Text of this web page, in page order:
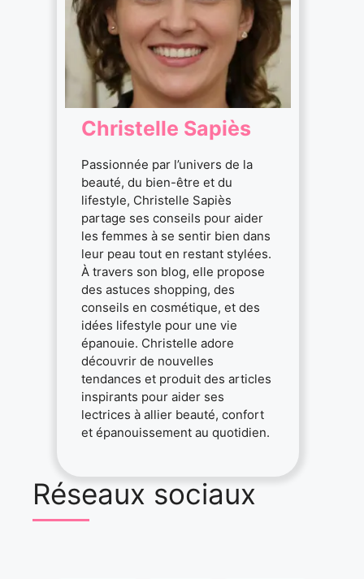
Christelle Sapiès
Passionnée par l’univers de la
beauté, du bien-être et du
lifestyle, Christelle Sapiès
partage ses conseils pour aider
les femmes à se sentir bien dans
leur peau tout en restant stylées.
À travers son blog, elle propose
des astuces shopping, des
conseils en cosmétique, et des
idées lifestyle pour une vie
épanouie. Christelle adore
découvrir de nouvelles
tendances et produit des articles
inspirants pour aider ses
lectrices à allier beauté, confort
et épanouissement au quotidien.
Réseaux sociaux